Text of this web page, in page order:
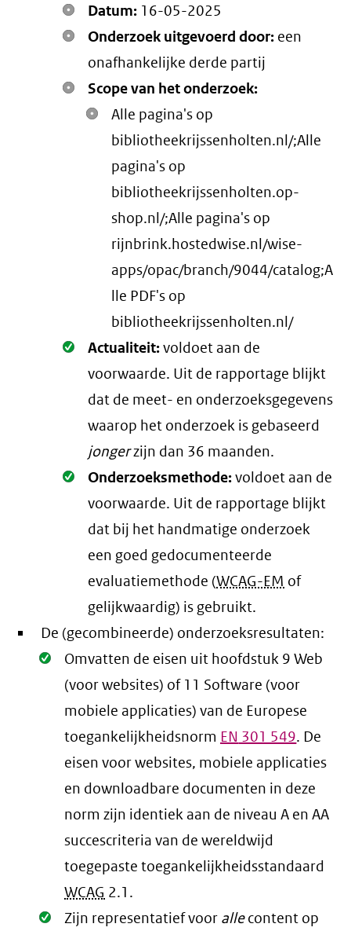
Datum: 16-05-2025
Onderzoek uitgevoerd door: een
onafhankelijke derde partij
Scope van het onderzoek:
Alle pagina's op
bibliotheekrijssenholten.nl/;Alle
pagina's op
bibliotheekrijssenholten.op-
shop.nl/;Alle pagina's op
rijnbrink.hostedwise.nl/wise-
apps/opac/branch/9044/catalog;A
lle PDF's op
bibliotheekrijssenholten.nl/
Oké.
Actualiteit:voldoet aan de
voorwaarde. Uit de rapportage blijkt
dat de meet- en onderzoeksgegevens
waarop het onderzoek is gebaseerd
jongerzijn dan 36 maanden.
Oké.
Onderzoeksmethode:voldoet aan de
voorwaarde. Uit de rapportage blijkt
dat bij het handmatige onderzoek
een goed gedocumenteerde
evaluatiemethode (WCAG-EM of
gelijkwaardig) is gebruikt.
De (gecombineerde) onderzoeksresultaten:
Oké.
Omvatten de eisen uit hoofdstuk 9 Web
(voor websites) of 11 Software (voor
mobiele applicaties) van de Europese
toegankelijkheidsnorm EN 301 549. De
eisen voor websites, mobiele applicaties
en downloadbare documenten in deze
norm zijn identiek aan de niveau A en AA
succescriteria van de wereldwijd
toegepaste toegankelijkheidsstandaard
WCAG 2.1 .
Oké.
Zijn representatief voor allecontent op